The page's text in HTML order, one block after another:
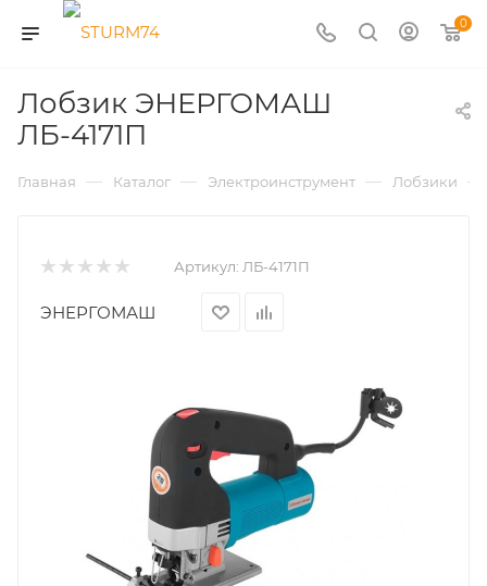
0
Лобзик ЭНЕРГОМАШ
ЛБ-4171П
Главная — Каталог — Электроинструмент — Лобзики —
Артикул: ЛБ-4171П
ЭНЕРГОМАШ